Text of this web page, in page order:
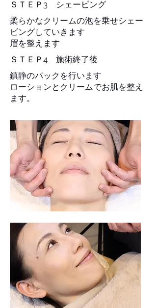
ＳＴＥＰ3 シェービング
柔らかなクリームの泡を乗せシェー
ビングしていきます
眉を整えます
ＳＴＥＰ4 施術終了後
鎮静のパックを行います
ローションとクリームでお肌を整え
ます。